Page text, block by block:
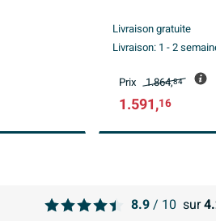
Livraison gratuite
Livraison: 1 - 2
Prix 1.864,84
1.591,16
8.9/ 10 sur